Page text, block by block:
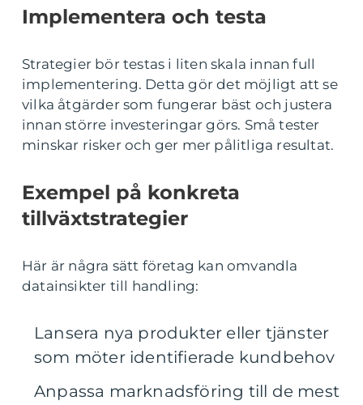
Implementera och testa
Strategier bör testas i liten skala innan full
implementering. Detta gör det möjligt att se
vilka åtgärder som fungerar bäst och justera
innan större investeringar görs. Små tester
minskar risker och ger mer pålitliga resultat.
Exempel på konkreta
tillväxtstrategier
Här är några sätt företag kan omvandla
datainsikter till handling:
Lansera nya produkter eller tjänster
som möter identifierade kundbehov
Anpassa marknadsföring till de mest